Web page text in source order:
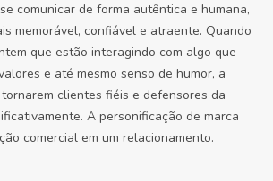
comunicar de forma autêntica e humana,
memorável, confiável e atraente. Quando
que estão interagindo com algo que
e até mesmo senso de humor, a
clientes fiéis e defensores da
A personificação de marca
comercial em um relacionamento.